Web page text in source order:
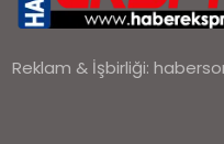
Reklam & İşbirliği: